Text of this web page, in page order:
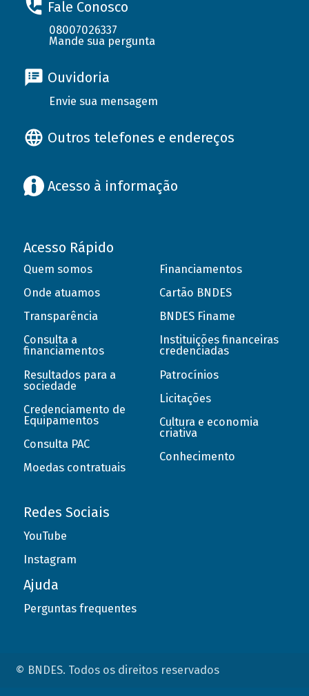
Fale Conosco
08007026337
Mande sua pergunta
Ouvidoria
Envie sua mensagem
Outros telefones e endereços
Acesso à informação
Acesso Rápido
Quem somos
Onde atuamos
Transparência
Consulta a
financiamentos
Resultados para a
sociedade
Credenciamento de
Equipamentos
Consulta PAC
Moedas contratuais
Financiamentos
Cartão BNDES
BNDES Finame
Instituições financeiras
credenciadas
Patrocínios
Licitações
Cultura e economia
criativa
Conhecimento
Redes Sociais
YouTube
Instagram
Ajuda
Perguntas frequentes
© BNDES. Todos os direitos reservados